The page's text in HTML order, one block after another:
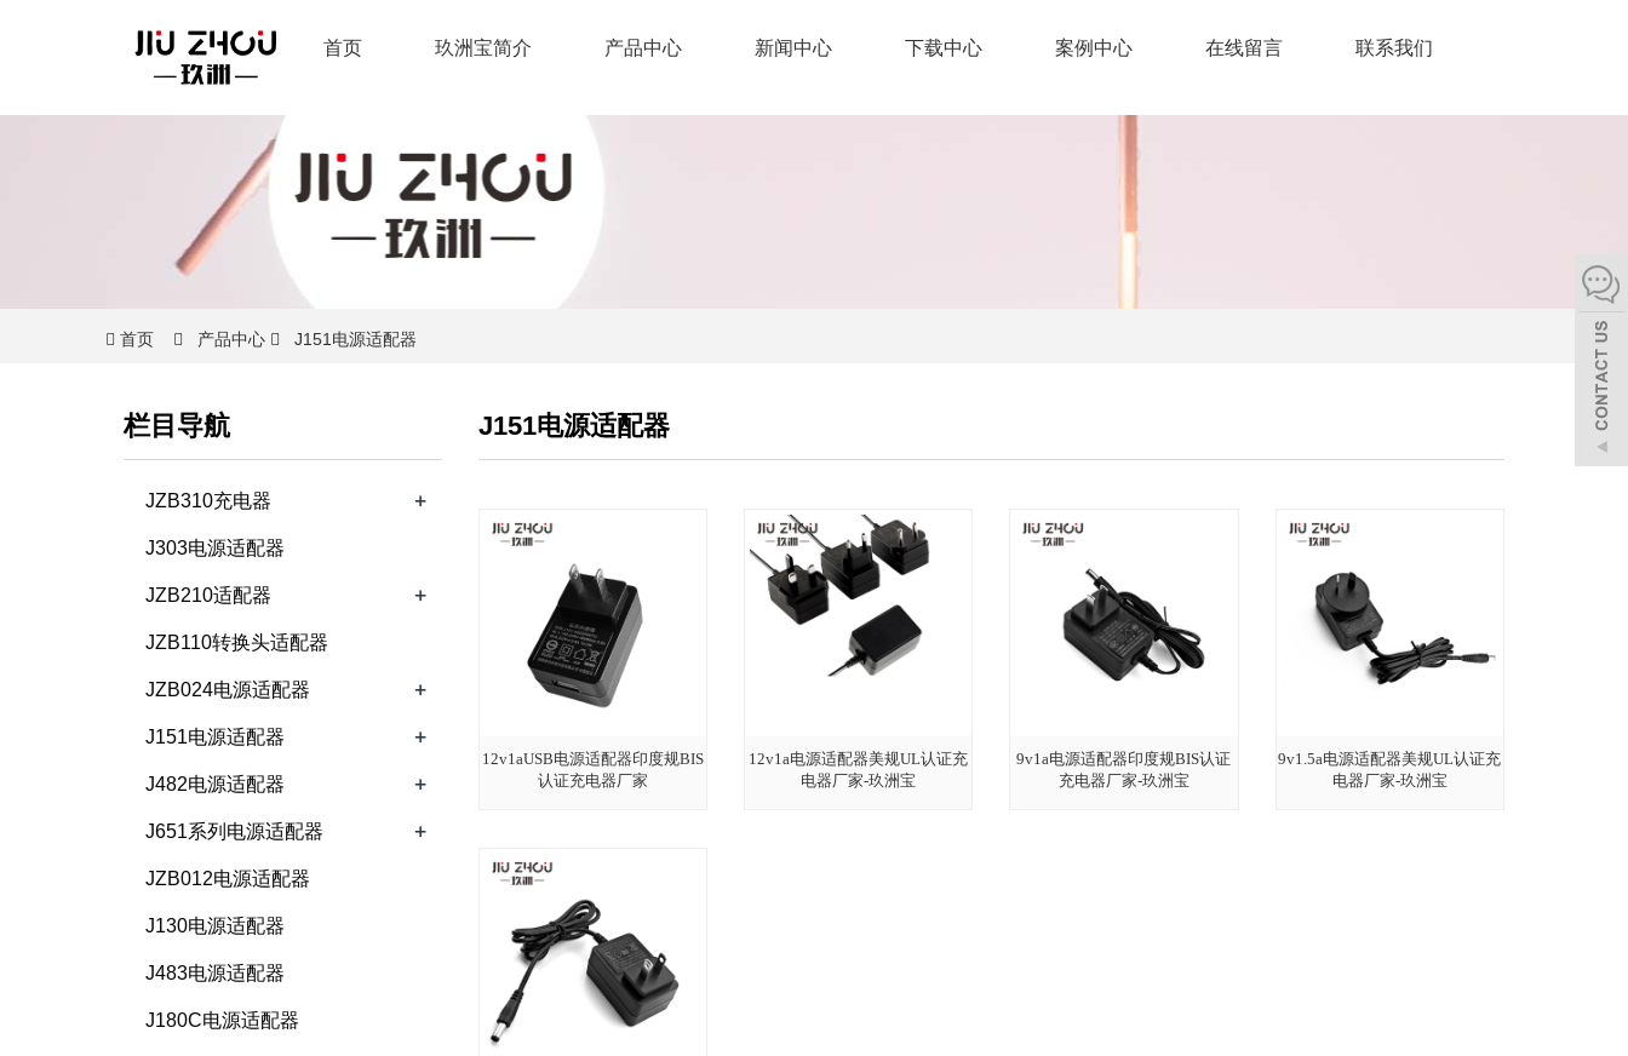
首页 玖洲宝简介 产品中心 新闻中心 下载中心 案例中心 在线留言 联系我们
首页 产品中心 J151电源适配器
J151电源适配器
12v1aUSB电源适配器印度规BIS
认证充电器厂家
12v1a电源适配器美规UL认证充
电器厂家-玖洲宝
9v1a电源适配器印度规BIS认证
充电器厂家-玖洲宝
9v1.5a电源适配器美规UL认证充
电器厂家-玖洲宝
栏目导航
JZB310充电器 +
J303电源适配器
JZB210适配器 +
JZB110转换头适配器
JZB024电源适配器 +
J151电源适配器 +
J482电源适配器 +
J651系列电源适配器 +
JZB012电源适配器
J130电源适配器
J483电源适配器
J180C电源适配器